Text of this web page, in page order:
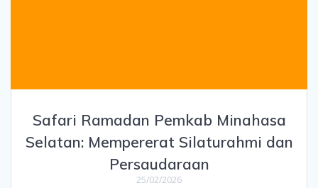
Safari Ramadan Pemkab Minahasa
Selatan: Mempererat Silaturahmi dan
Persaudaraan
25/02/2026